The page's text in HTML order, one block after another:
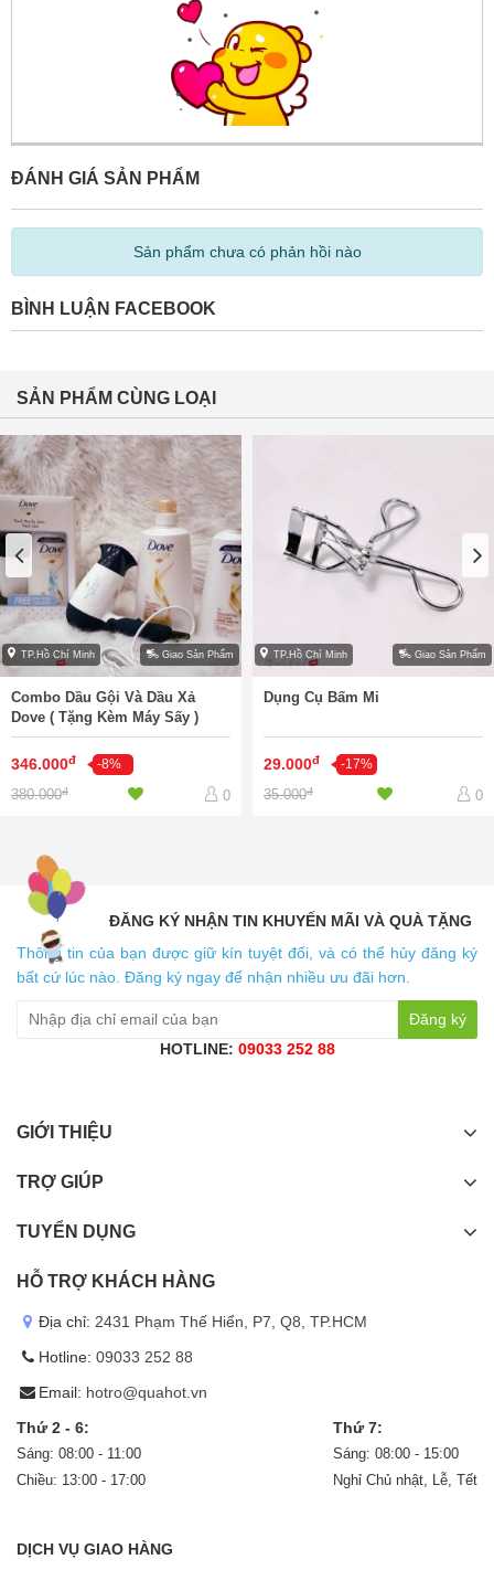
ĐÁNH GIÁ SẢN PHẨM
Sản phẩm chưa có phản hồi nào
BÌNH LUẬN FACEBOOK
SẢN PHẨM CÙNG LOẠI
TP.Hồ Chí Minh Giao Sản Phẩm
Combo Dầu Gội Và Dầu Xả
Dove ( Tặng Kèm Máy Sấy )
346.000đ -8%
380.000đ 0
TP.Hồ Chí Minh Giao Sản Phẩm
Dụng Cụ Bấm Mi
29.000đ -17%
35.000đ 0
ĐĂNG KÝ NHẬN TIN KHUYẾN MÃI VÀ QUÀ TẶNG
Thông tin của bạn được giữ kín tuyệt đối, và có thể hủy đăng ký
bất cứ lúc nào. Đăng ký ngay để nhận nhiều ưu đãi hơn.
Đăng ký
HOTLINE: 09033 252 88
GIỚI THIỆU
TRỢ GIÚP
TUYỂN DỤNG
HỖ TRỢ KHÁCH HÀNG
Địa chỉ: 2431 Phạm Thế Hiển, P7, Q8, TP.HCM
Hotline: 09033 252 88
Email: hotro@quahot.vn
Thứ 2 - 6:
Sáng: 08:00 - 11:00
Chiều: 13:00 - 17:00
Thứ 7:
Sáng: 08:00 - 15:00
Nghỉ Chủ nhật, Lễ, Tết
DỊCH VỤ GIAO HÀNG